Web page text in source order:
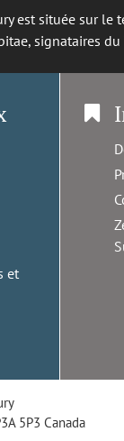
est située sur le
signataires
et
5P3 Canada